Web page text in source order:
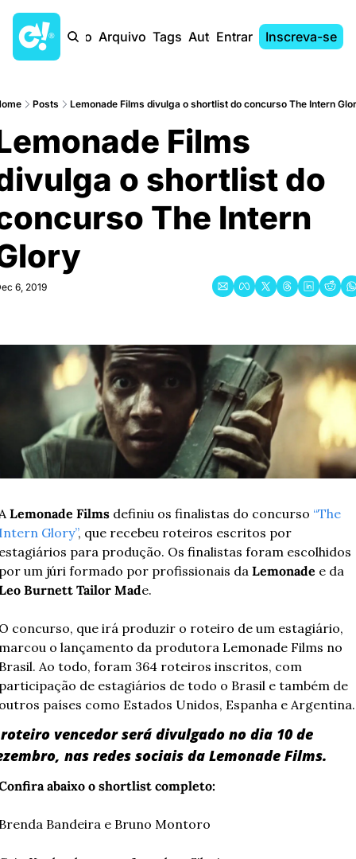
Início Arquivo Tags AutoresEntrar Inscreva-se
Posts Lemonade Films divulga o shortlist do concurso The Intern
Films
o shortlist do
The Intern
6, 2019
Lemonade Films definiu os finalistas do concurso “The
Glory”, que recebeu roteiros escritos por
para produção. Os finalistas foram escolhidos
um júri formado por profissionais da Lemonade
Burnett Tailor Made.
concurso, que irá produzir o roteiro de um estagiário,
o lançamento da produtora Lemonade Films no
Ao todo, foram 364 roteiros inscritos, com
de estagiários de todo o Brasil e também de
países como Estados Unidos, Espanha e Argentina.
vencedor será divulgado no dia 10 de
nas redes sociais da Lemonade Films.
abaixo o shortlist completo:
Bandeira e Bruno Montoro